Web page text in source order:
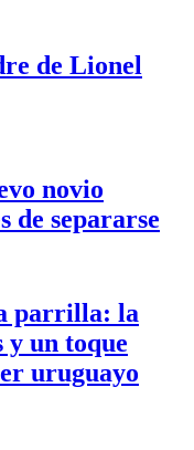
de Lionel
novio
de separarse
parrilla: la
y un toque
uruguayo